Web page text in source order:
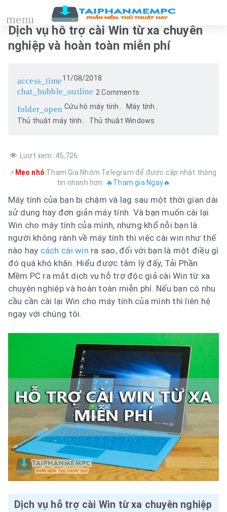
Dịch vụ hỗ trợ cài Win từ xa chuyên
nghiệp và hoàn toàn miễn phí
access_time11/08/2018
chat_bubble_outline 2 Comments
folder_open Cứu hộ máy tính
Máy tính
Thủ thuật máy tính
Thủ thuật Windows
Lượt xem: 45,726
⚡ Mẹo nhỏ:Tham Gia Nhóm Telegram để được cập nhật thông
tin nhanh hơn: 🔥Tham gia Ngay🔥
Máy tính của bạn bị chậm và lag sau một thời gian dài
sử dung hay đơn giản máy tính. Và bạn muốn cài lại
Win cho máy tính của mình, nhưng khổ nỗi bạn là
người không rành về máy tính thì việc cài win như thế
nào hay cách cài win ra sao, đối với bạn là một điều gì
đó quá khó khăn. Hiểu được tâm lý đấy, Tải Phần
Mềm PC ra mắt dịch vụ hỗ trợ độc giả cài Win từ xa
chuyên nghiệp và hoàn toàn miễn phí. Nếu bạn có nhu
cầu cần cài lại Win cho máy tính của mình thì liên hệ
ngay với chúng tôi.
Dịch vụ hỗ trợ cài Win từ xa chuyên nghiệp
menu